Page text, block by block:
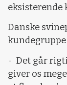
eksisterende
Danske
- Det går
giver os